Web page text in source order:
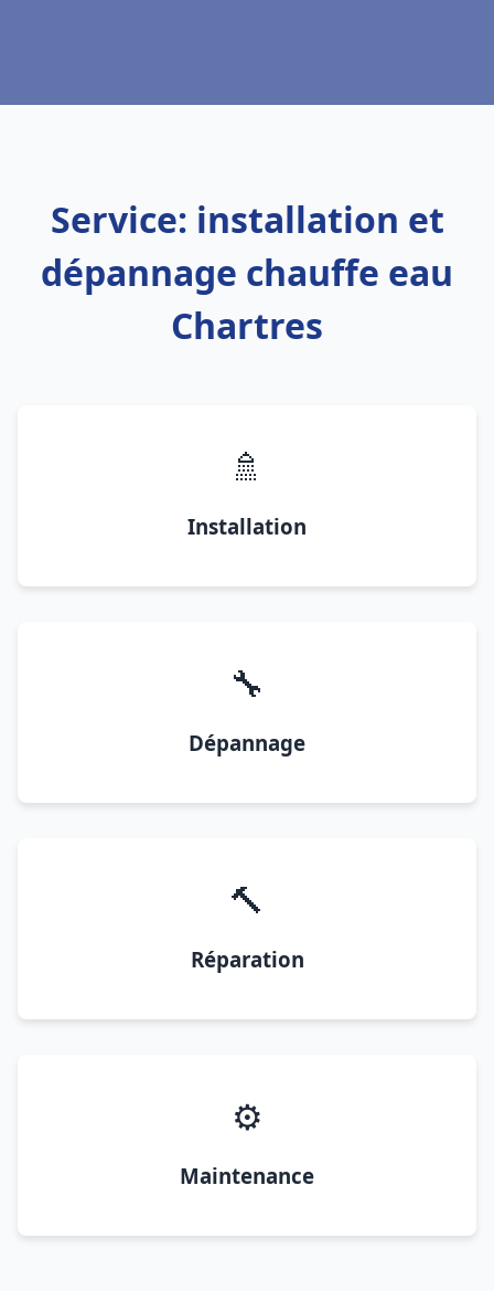
Service: installation et
dépannage chauffe eau
Chartres
🚿
Installation
🔧
Dépannage
🔨
Réparation
⚙️
Maintenance